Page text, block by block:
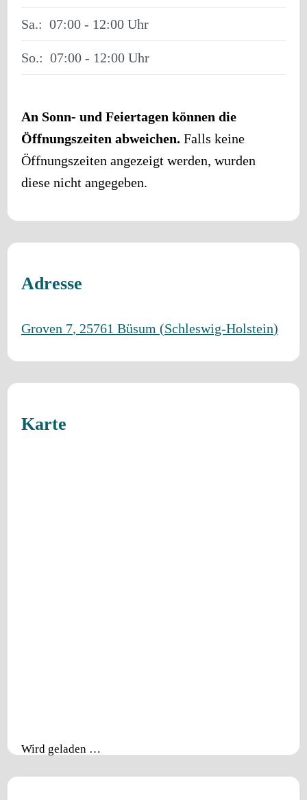
Sa.: 07:00 - 12:00
So.: 07:00 - 12:00
An Sonn- und Feiertagen können die
Öffnungszeiten abweichen. Falls keine
Öffnungszeiten angezeigt werden, wurden
diese nicht angegeben.
Adresse
Groven 7, 25761 Büsum (Schleswig-Holstein)
Karte
Wird geladen …